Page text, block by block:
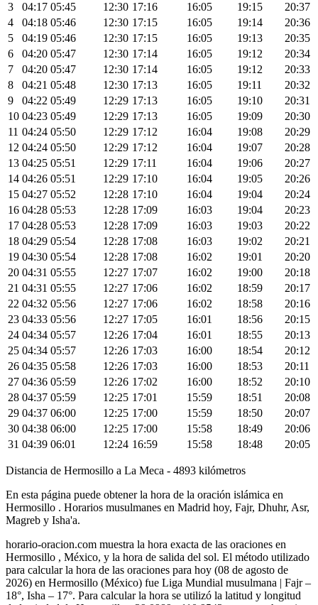
3
04:17 05:45 12:30 17:16 16:05 19:15
20:37
4
04:18 05:46 12:30 17:15 16:05 19:14
20:36
5
04:19 05:46 12:30 17:15 16:05 19:13
20:35
6
04:20 05:47 12:30 17:14 16:05 19:12
20:34
7
04:20 05:47 12:30 17:14 16:05 19:12
20:33
8
04:21 05:48 12:30 17:13 16:05 19:11
20:32
9
04:22 05:49 12:29 17:13 16:05 19:10
20:31
10 04:23 05:49 12:29 17:13 16:05 19:09
20:30
11 04:24 05:50 12:29 17:12 16:04 19:08
20:29
12 04:24 05:50 12:29 17:12 16:04 19:07
20:28
13 04:25 05:51 12:29 17:11 16:04 19:06
20:27
14 04:26 05:51 12:29 17:10 16:04 19:05
20:26
15 04:27 05:52 12:28 17:10 16:04 19:04
20:24
16 04:28 05:53 12:28 17:09 16:03 19:04
20:23
17 04:28 05:53 12:28 17:09 16:03 19:03
20:22
18 04:29 05:54 12:28 17:08 16:03 19:02
20:21
19 04:30 05:54 12:28 17:08 16:02 19:01
20:20
20 04:31 05:55 12:27 17:07 16:02 19:00
20:18
21 04:31 05:55 12:27 17:06 16:02 18:59
20:17
22 04:32 05:56 12:27 17:06 16:02 18:58
20:16
23 04:33 05:56 12:27 17:05 16:01 18:56
20:15
24 04:34 05:57 12:26 17:04 16:01 18:55
20:13
25 04:34 05:57 12:26 17:03 16:00 18:54
20:12
26 04:35 05:58 12:26 17:03 16:00 18:53
20:11
27 04:36 05:59 12:26 17:02 16:00 18:52
20:10
28 04:37 05:59 12:25 17:01 15:59 18:51
20:08
29 04:37 06:00 12:25 17:00 15:59 18:50
20:07
30 04:38 06:00 12:25 17:00 15:58 18:49
20:06
31 04:39 06:01 12:24 16:59 15:58 18:48 20:05
Distancia de Hermosillo a La Meca - 4893 kilómetros
En esta página puede obtener la hora de la oración islámica en
Hermosillo . Horarios musulmanes en Madrid hoy, Fajr, Dhuhr, Asr,
Magreb y Isha'a.
horario-oracion.com muestra la hora exacta de las oraciones en
Hermosillo , México, y la hora de salida del sol. El método utilizado
para calcular la hora de las oraciones para hoy (08 de agosto de
2026) en Hermosillo (México) fue Liga Mundial musulmana | Fajr –
18°, Isha – 17°. Para calcular la hora se utilizó la latitud y longitud